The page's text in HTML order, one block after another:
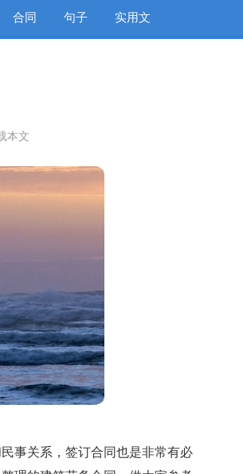
合同 句子 实用文
本文
事关系，签订合同也是非常有必